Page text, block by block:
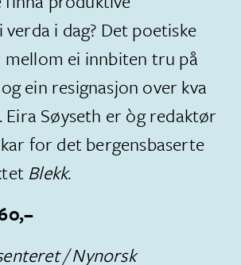
verda i dag? Det poetiske
mellom ei innbiten tru på
ein resignasjon over kva
Eira Søyseth er òg redaktør
for det bergensbaserte
Blekk.
/ Nynorsk